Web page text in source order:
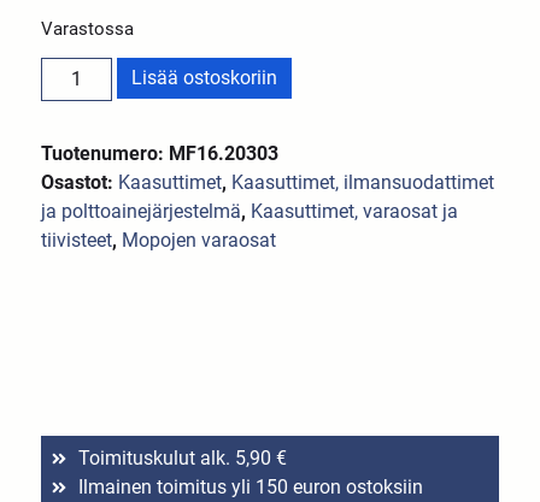
Varastossa
Lisää ostoskoriin
Tuotenumero: MF16.20303
Osastot: Kaasuttimet, Kaasuttimet, ilmansuodattimet
ja polttoainejärjestelmä, Kaasuttimet, varaosat ja
tiivisteet, Mopojen varaosat
Toimituskulut alk. 5,90 €
Ilmainen toimitus yli 150 euron ostoksiin